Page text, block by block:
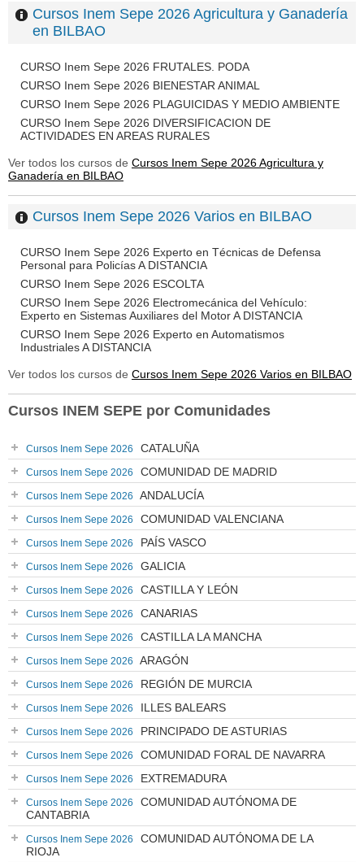
Cursos Inem Sepe 2026 Agricultura y Ganadería
en BILBAO
CURSO Inem Sepe 2026 FRUTALES. PODA
CURSO Inem Sepe 2026 BIENESTAR ANIMAL
CURSO Inem Sepe 2026 PLAGUICIDAS Y MEDIO AMBIENTE
CURSO Inem Sepe 2026 DIVERSIFICACION DE
ACTIVIDADES EN AREAS RURALES
Ver todos los cursos de Cursos Inem Sepe 2026 Agricultura y
Ganadería en BILBAO
Cursos Inem Sepe 2026 Varios en BILBAO
CURSO Inem Sepe 2026 Experto en Técnicas de Defensa
Personal para Policías A DISTANCIA
CURSO Inem Sepe 2026 ESCOLTA
CURSO Inem Sepe 2026 Electromecánica del Vehículo:
Experto en Sistemas Auxiliares del Motor A DISTANCIA
CURSO Inem Sepe 2026 Experto en Automatismos
Industriales A DISTANCIA
Ver todos los cursos de Cursos Inem Sepe 2026 Varios en BILBAO
Cursos INEM SEPE por Comunidades
Cursos Inem Sepe 2026 CATALUÑA
Cursos Inem Sepe 2026 COMUNIDAD DE MADRID
Cursos Inem Sepe 2026 ANDALUCÍA
Cursos Inem Sepe 2026 COMUNIDAD VALENCIANA
Cursos Inem Sepe 2026 PAÍS VASCO
Cursos Inem Sepe 2026 GALICIA
Cursos Inem Sepe 2026 CASTILLA Y LEÓN
Cursos Inem Sepe 2026 CANARIAS
Cursos Inem Sepe 2026 CASTILLA LA MANCHA
Cursos Inem Sepe 2026 ARAGÓN
Cursos Inem Sepe 2026 REGIÓN DE MURCIA
Cursos Inem Sepe 2026 ILLES BALEARS
Cursos Inem Sepe 2026 PRINCIPADO DE ASTURIAS
Cursos Inem Sepe 2026 COMUNIDAD FORAL DE NAVARRA
Cursos Inem Sepe 2026 EXTREMADURA
Cursos Inem Sepe 2026
COMUNIDAD AUTÓNOMA DE
CANTABRIA
Cursos Inem Sepe 2026
COMUNIDAD AUTÓNOMA DE LA
RIOJA